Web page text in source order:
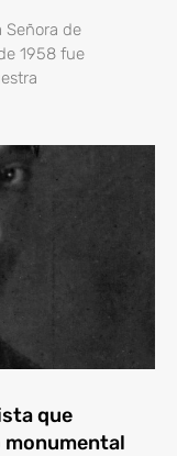
Señora de
1958 fue
que